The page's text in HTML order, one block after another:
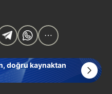
doğru kaynaktan